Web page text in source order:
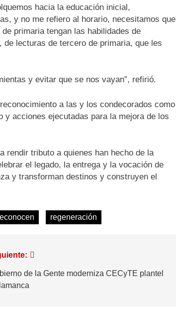
hacia la educación inicial,
y no me refiero al horario, necesitamos que
primaria tengan las habilidades de
lecturas de tercero de primaria, que les
y evitar que se nos vayan”, refirió.
a las y los condecorados como
acciones ejecutadas para la mejora de los
rendir tributo a quienes han hecho de la
el legado, la entrega y la vocación de
y transforman destinos y construyen el
regeneración
de la Gente moderniza CECyTE plantel